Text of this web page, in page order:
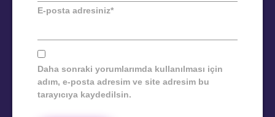
E-posta adresiniz*
Daha sonraki yorumlarımda kullanılması için
adım, e-posta adresim ve site adresim bu
tarayıcıya kaydedilsin.